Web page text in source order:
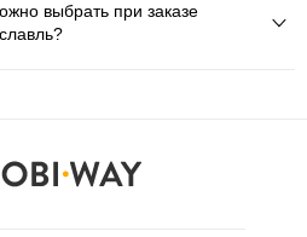
выбрать при заказе